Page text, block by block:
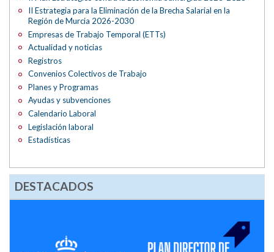
II Estrategia para la Eliminación de la Brecha Salarial en la
Región de Murcia 2026-2030
Empresas de Trabajo Temporal (ETTs)
Actualidad y noticias
Registros
Convenios Colectivos de Trabajo
Planes y Programas
Ayudas y subvenciones
Calendario Laboral
Legislación laboral
Estadísticas
DESTACADOS